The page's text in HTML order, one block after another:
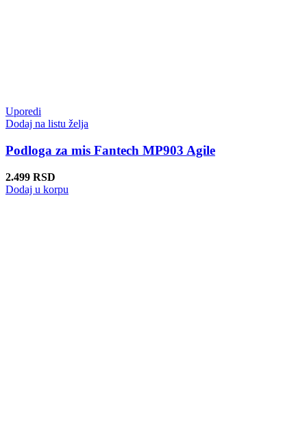
Uporedi
Dodaj na listu želja
Podloga za mis Fantech MP903 Agile
2.499 RSD
Dodaj u korpu